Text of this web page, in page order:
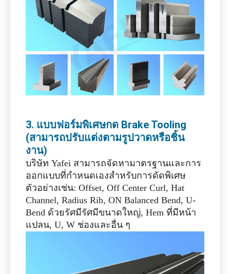
(สามารถปรับแต่งตามรูปวาดหรือชิ้น